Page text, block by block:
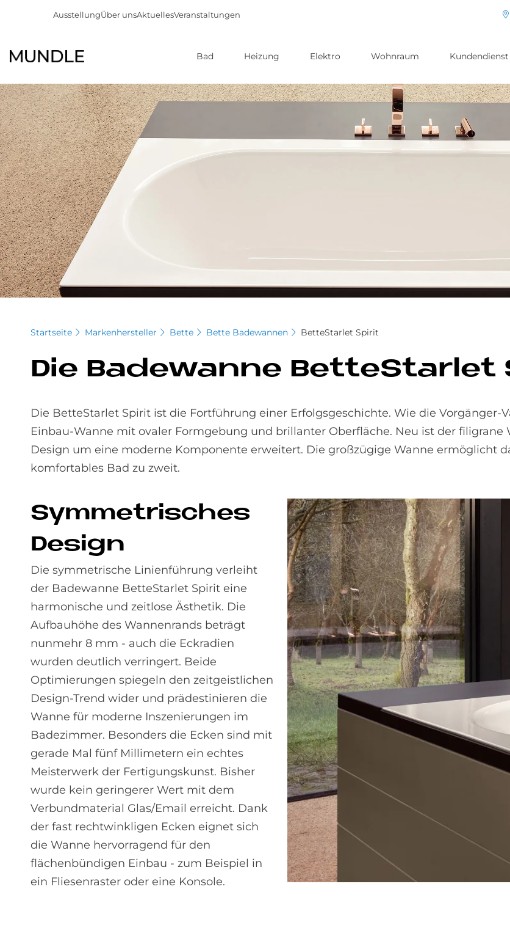
Direkt
zum
Inhalt
AusstellungÜber unsAktuellesVeranstaltungen
Bad Heizung Elektro Wohnraum Kundendienst
Startseite Markenhersteller Bette Bette Badewannen BetteStarlet Spirit
Die Ba­de­wan­ne Bet­teStar­let
Die BetteStarlet Spirit ist die Fortführung einer Erfolgsgeschichte. Wie die Vorgänger-
Einbau-Wanne mit ovaler Formgebung und brillanter Oberfläche. Neu ist der filigrane
Design um eine moderne Komponente erweitert. Die großzügige Wanne ermöglicht
komfortables Bad zu zweit.
Sym­me­tri­sches
De­sign
Die symmetrische Linienführung verleiht
der Badewanne BetteStarlet Spirit eine
harmonische und zeitlose Ästhetik. Die
Aufbauhöhe des Wannenrands beträgt
nunmehr 8 mm - auch die Eckradien
wurden deutlich verringert. Beide
Optimierungen spiegeln den zeitgeistlichen
Design-Trend wider und prädestinieren die
Wanne für moderne Inszenierungen im
Badezimmer. Besonders die Ecken sind mit
gerade Mal fünf Millimetern ein echtes
Meisterwerk der Fertigungskunst. Bisher
wurde kein geringerer Wert mit dem
Verbundmaterial Glas/Email erreicht. Dank
der fast rechtwinkligen Ecken eignet sich
die Wanne hervorragend für den
flächenbündigen Einbau - zum Beispiel in
ein Fliesenraster oder eine Konsole.